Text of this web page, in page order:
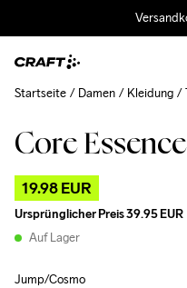
Core
19.98 EUR
Ursprünglicher Preis39.95 EUR
Auf Lager
Jump/Cosmo
Startseite Damen Kleidung
Outlet